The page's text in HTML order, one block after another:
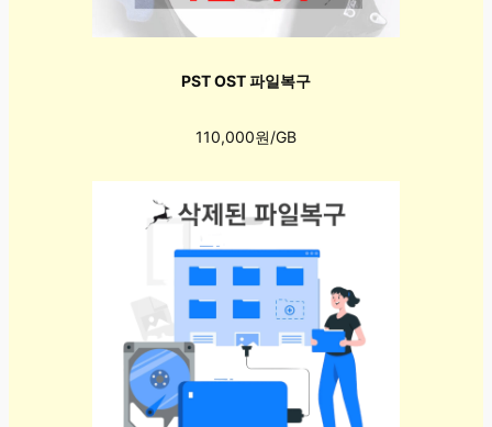
PST OST 파일복구
110,000원/GB